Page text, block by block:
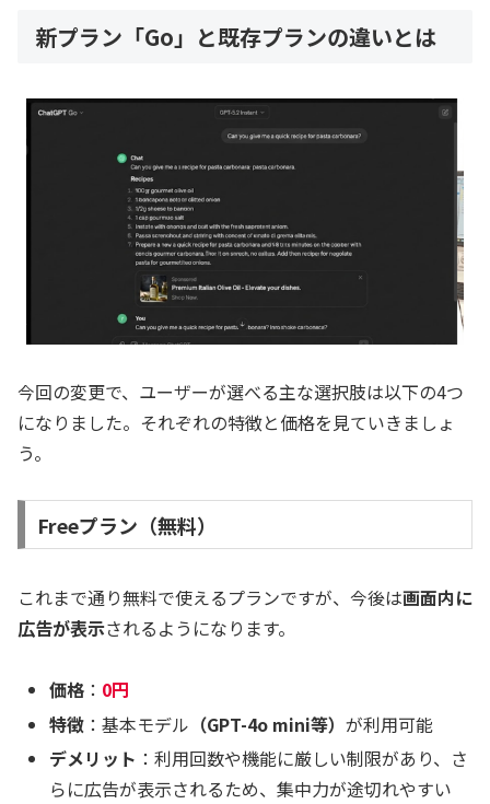
新プラン「Go」と既存プランの違いとは
今回の変更で、ユーザーが選べる主な選択肢は以下の4つ
になりました。それぞれの特徴と価格を見ていきましょ
う。
Freeプラン（無料）
これまで通り無料で使えるプランですが、今後は画面内に
広告が表示されるようになります。
価格 ： 0円
特徴 ：基本モデル （GPT-4o mini等）が利用可能
デメリット ：利用回数や機能に厳しい制限があり、さ
らに広告が表示されるため、集中力が途切れやすい